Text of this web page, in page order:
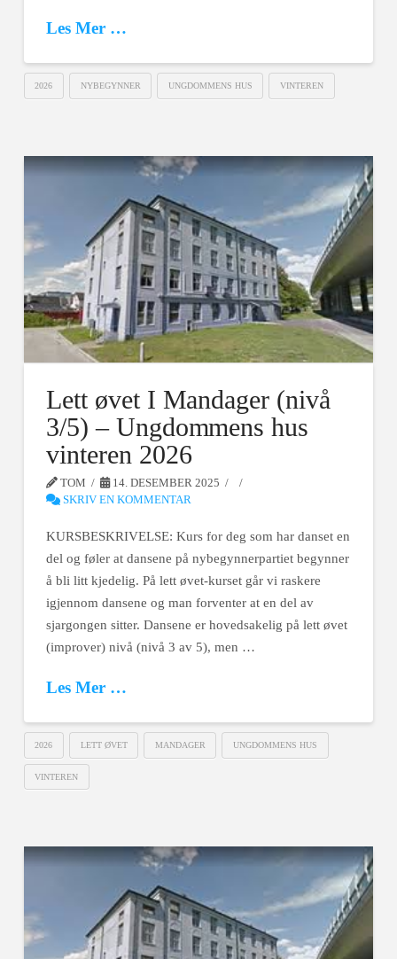
Les Mer …
2026 NYBEGYNNER UNGDOMMENS HUS VINTEREN
Lett øvet I Mandager (nivå
3/5) – Ungdommens hus
vinteren 2026
TOM
14. DESEMBER 2025
SKRIV EN KOMMENTAR
KURSBESKRIVELSE: Kurs for deg som har danset en
del og føler at dansene på nybegynnerpartiet begynner
å bli litt kjedelig. På lett øvet-kurset går vi raskere
igjennom dansene og man forventer at en del av
sjargongen sitter. Dansene er hovedsakelig på lett øvet
(improver) nivå (nivå 3 av 5), men …
Les Mer …
2026 LETT ØVET MANDAGER UNGDOMMENS HUS
VINTEREN